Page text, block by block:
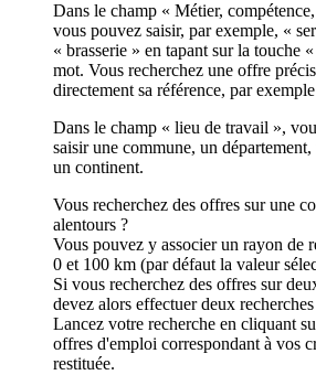
Dans le champ « Métier,
vous pouvez saisir, par exemple, «
« brasserie » en tapant sur la touche
mot. Vous recherchez une offre
directement sa référence, par
Dans le champ « lieu de travail »,
saisir une commune, un
un continent.
Vous recherchez des offres sur une
alentours ?
Vous pouvez y associer un rayon de
0 et 100 km (par défaut la valeur
Si vous recherchez des offres sur
devez alors effectuer deux recherches
Lancez votre recherche en cliquant
offres d'emploi correspondant à vos
restituée.